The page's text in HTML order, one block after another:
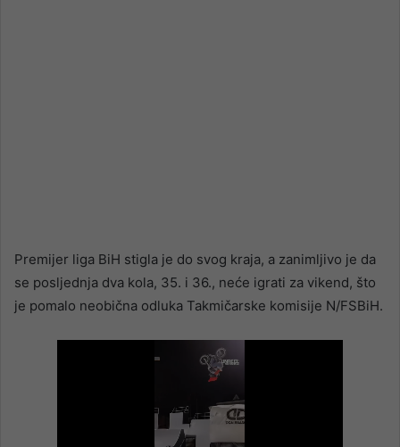
Premijer liga BiH stigla je do svog kraja, a zanimljivo je da
se posljednja dva kola, 35. i 36., neće igrati za vikend, što
je pomalo neobična odluka Takmičarske komisije N/FSBiH.